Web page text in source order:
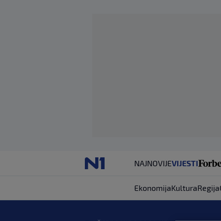
NAJNOVIJEVIJESTI
EkonomijaKulturaRegija